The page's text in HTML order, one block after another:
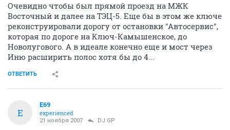
Очевидно чтобы был прямой проезд на МЖК
Восточный и далее на ТЭЦ-5. Еще бы в этом же ключе
реконструировали дорогу от остановки "Автосервис",
которая по дороге на Ключ-Камышенское, до
Новолугового. А в идеале конечно еще и мост через
Иню расширить полос хотя бы до 4...
ОТВЕТИТЬ
E
E69
experienced
21 ноября 2007 DJ GP